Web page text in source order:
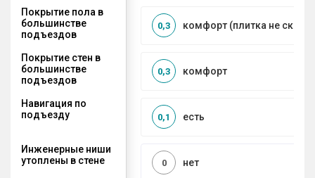
Покрытие пола в
большинстве
подъездов
комфорт (плитка не
0,3
Покрытие стен в
большинстве
подъездов
комфорт
0,3
Навигация по
подъезду
есть
0,1
Инженерные ниши
утоплены в стене
нет
0